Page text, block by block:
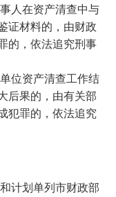
人在资产清查中与
证材料的，由财政
的，依法追究刑事
位资产清查工作结
后果的，由有关部
犯罪的，依法追究
计划单列市财政部